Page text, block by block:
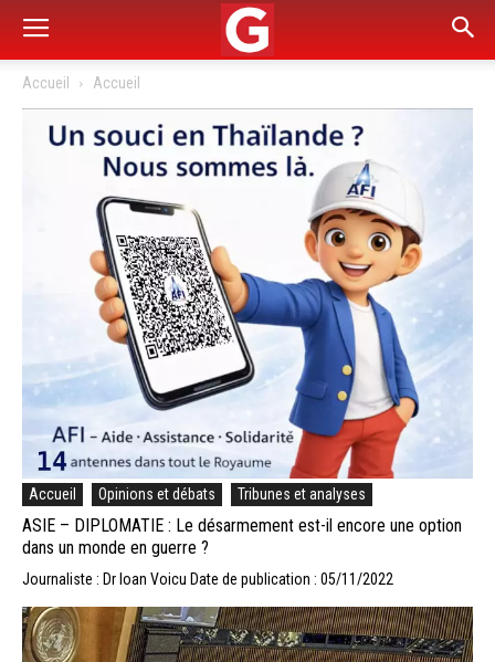
Accueil Accueil
Accueil Opinions et débats Tribunes et analyses
ASIE – DIPLOMATIE : Le désarmement est-il encore une option
dans un monde en guerre ?
Journaliste : Dr Ioan Voicu Date de publication : 05/11/2022